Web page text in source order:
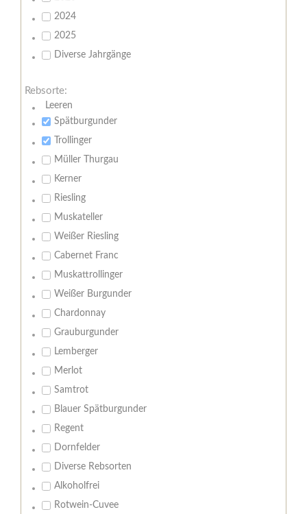
2024
2025
Diverse Jahrgänge
Rebsorte:
Leeren
Spätburgunder
Trollinger
Müller Thurgau
Kerner
Riesling
Muskateller
Weißer Riesling
Cabernet Franc
Muskattrollinger
Weißer Burgunder
Chardonnay
Grauburgunder
Lemberger
Merlot
Samtrot
Blauer Spätburgunder
Regent
Dornfelder
Diverse Rebsorten
Alkoholfrei
Rotwein-Cuvee